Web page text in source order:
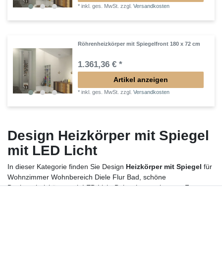
*inkl. ges. MwSt. zzgl.Versandkosten
Röhrenheizkörper mit Spiegelfront 180 x 72 cm
1.361,36 € *
Artikel anzeigen
*inkl. ges. MwSt. zzgl.Versandkosten
Design Heizkörper mit Spiegel
mit LED Licht
In dieser Kategorie finden Sie Design Heizkörper mit Spiegel für
Wohnzimmer Wohnbereich Diele Flur Bad, schöne
Designerheizkörper mit LED Licht Beleuchtung eigenem Foto